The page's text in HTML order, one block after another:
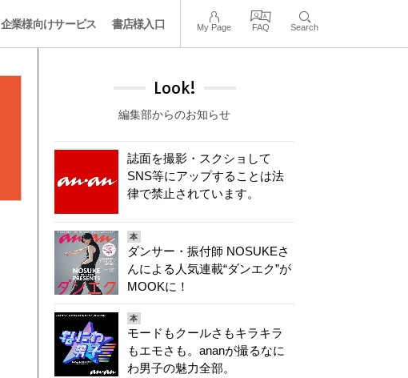
企業様向けサービス 書店様入口 My Page FAQ Search
Look!
編集部からのお知らせ
誌面を撮影・スクショして
SNS等にアップすることは法
律で禁止されています。
本
ダンサー・振付師 NOSUKEさ
んによる人気連載“ダンエク”が
MOOKに！
本
モードもクールさもキラキラ
もエモさも。ananが撮るなに
わ男子の魅力全部。